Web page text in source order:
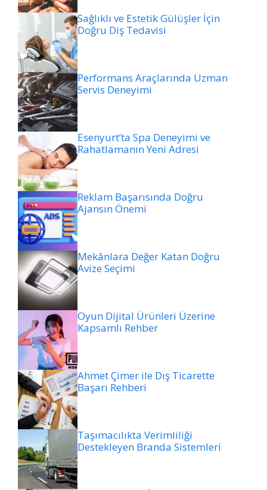
Sağlıklı ve Estetik Gülüşler İçin
Doğru Diş Tedavisi
Performans Araçlarında Uzman
Servis Deneyimi
Esenyurt’ta Spa Deneyimi ve
Rahatlamanın Yeni Adresi
Reklam Başarısında Doğru
Ajansın Önemi
Mekânlara Değer Katan Doğru
Avize Seçimi
Oyun Dijital Ürünleri Üzerine
Kapsamlı Rehber
Ahmet Çimer ile Dış Ticarette
Başarı Rehberi
Taşımacılıkta Verimliliği
Destekleyen Branda Sistemleri